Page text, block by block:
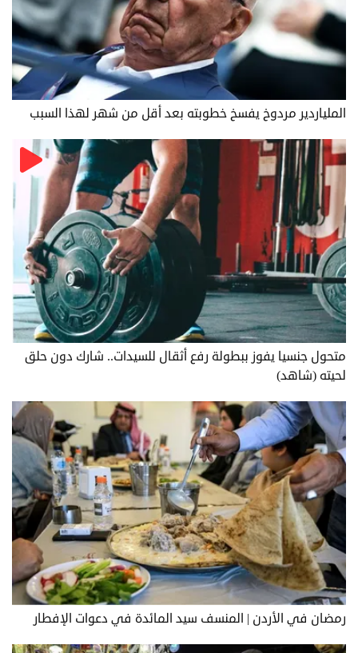
الملياردير مردوخ يفسخ خطوبته بعد أقل من شهر لهذا السبب
متحول جنسيا يفوز ببطولة رفع أثقال للسيدات.. شارك دون حلق
لحيته (شاهد)
رمضان في الأردن | المنسف سيد المائدة في دعوات الإفطار